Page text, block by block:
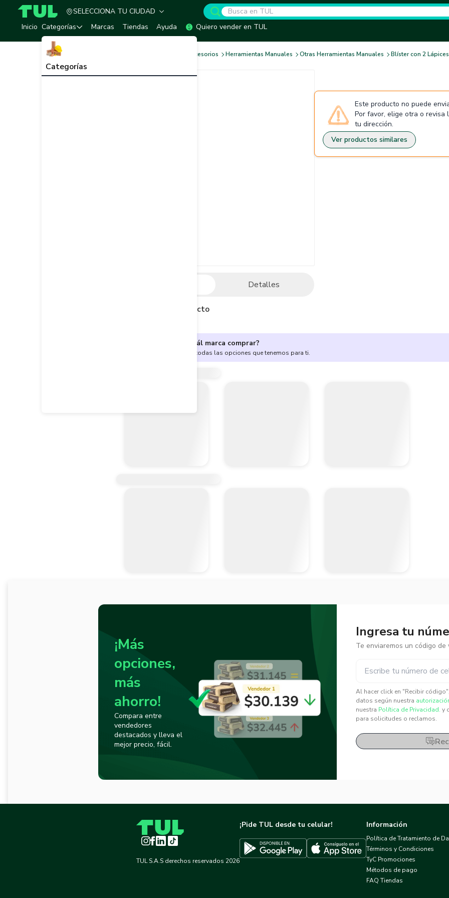
TUL - Tu Marketplace de Construcción
SELECCIONA TU CIUDAD
Inicio Categorías
Categorías
Marcas Tiendas Ayuda Quiero vender en TUL
Herramientas, Equipos y Accesorios Herramientas Manuales Otras Herramientas Manuales Blíster con 2
Detalles
Descripción del producto
Este producto no puede
Por favor, elige otra o revisa
tu dirección.
Ver productos similares
¿No sabes cuál marca comprar?
Encuentra aquí todas las opciones que tenemos para ti.
¡Más
opciones,
más
ahorro!
Compara entre
vendedores
destacados y lleva el
mejor precio, fácil.
Ingresa tu
Te enviaremos un código de
Al hacer click en "Recibir
datos según nuestra
nuestra Política de Privacidad. y
para solicitudes o reclamos.
Instagram
Facebook
LinkedInTikTok
TUL S.A.S derechos reservados 2026
¡Pide TUL desde tu celular!
Descargar TUL en Google PlayDescargar TUL en App Store
Información
Política de Tratamiento de
Términos y Condiciones
TyC Promociones
Métodos de pago
FAQ Tiendas